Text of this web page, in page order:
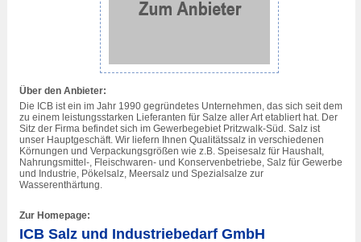
Über den Anbieter:
Die ICB ist ein im Jahr 1990 gegründetes Unternehmen, das sich seit dem
zu einem leistungsstarken Lieferanten für Salze aller Art etabliert hat. Der
Sitz der Firma befindet sich im Gewerbegebiet Pritzwalk-Süd. Salz ist
unser Hauptgeschäft. Wir liefern Ihnen Qualitätssalz in verschiedenen
Körnungen und Verpackungsgrößen wie z.B. Speisesalz für Haushalt,
Nahrungsmittel-, Fleischwaren- und Konservenbetriebe, Salz für Gewerbe
und Industrie, Pökelsalz, Meersalz und Spezialsalze zur
Wasserenthärtung.
Zur Homepage:
ICB Salz und Industriebedarf GmbH